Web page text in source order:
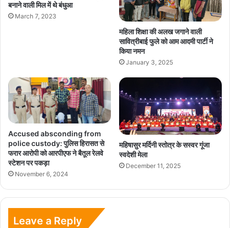
बनाने वाली मिल में थे बंधुआ
March 7, 2023
महिला शिक्षा की अलख जगाने वाली
सावित्रीबाई फुले को आम आदमी पार्टी ने
किया नमन
January 3, 2025
Accused absconding from
police custody: पुलिस हिरासत से
फरार आरोपी को आरपीएफ ने बैतूल रेलवे
स्टेशन पर पकड़ा
November 6, 2024
महिषासुर मर्दिनी स्तोत्र के सस्वर गूंजा
स्वदेशी मेला
December 11, 2025
Leave a Reply